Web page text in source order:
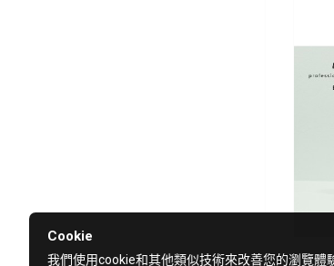
Cookie
我們使用cookie和其他類似技術來改善您的瀏覽體